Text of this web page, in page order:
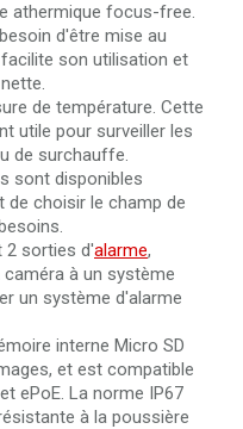
athermique focus-free.
d'être mise au
son utilisation et
de température. Cette
utile pour surveiller les
de surchauffe.
sont disponibles
choisir le champ de
2 sorties d'alarme,
à un système
un système d'alarme
interne Micro SD
et est compatible
ePoE. La norme IP67
à la poussière